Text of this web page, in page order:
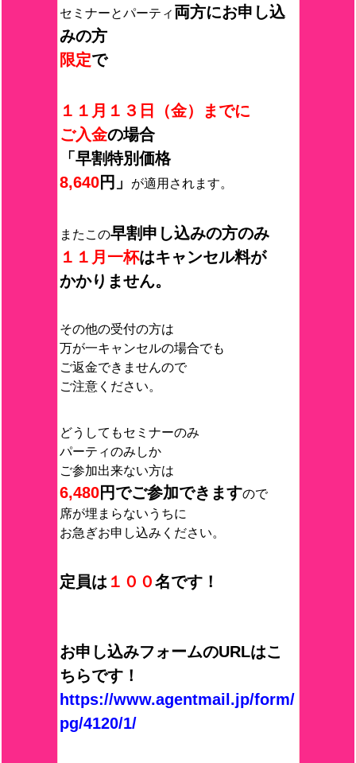
セミナーとパーティ 両方にお申し込
みの方
限定で
１１月１３日（金）までに
ご入金の場合
「早割特別価格
8,640円」 が適用されます。
またこの早割申し込みの方のみ
１１月一杯はキャンセル料が
かかりません。
その他の受付の方は
万が一キャンセルの場合でも
ご返金できませんので
ご注意ください。
どうしてもセミナーのみ
パーティのみしか
ご参加出来ない方は
6,480円でご参加できますので
席が埋まらないうちに
お急ぎお申し込みください。
定員は １００名です！
お申し込みフォームのURLはこ
ちらです！
https://www.agentmail.jp/form/
pg/4120/1/